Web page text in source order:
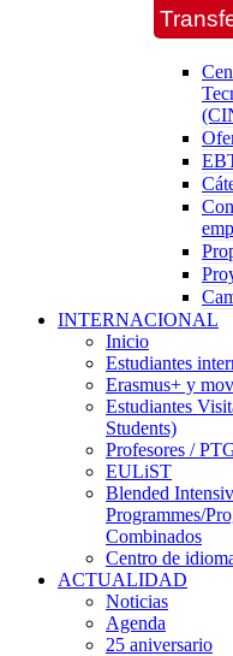
INTERNACIONAL
Inicio
Estudiantes
Erasmus+ y
Estudiantes
Students)
Profesores /
EULiST
Blended
Programmes/
Combinados
Centro de
ACTUALIDAD
Noticias
Agenda
25 aniversario